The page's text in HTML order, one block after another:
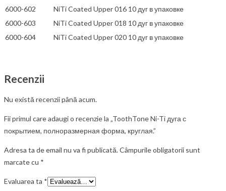
6000-602
NiTi Coated Upper 016 10 дуг в упаковке
6000-603
NiTi Coated Upper 018 10 дуг в упаковке
6000-604
NiTi Coated Upper 020 10 дуг в упаковке
Recenzii
Nu există recenzii până acum.
Fii primul care adaugi o recenzie la „ToothTone Ni-Ti дуга с
покрытием, полноразмерная форма, круглая.”
Adresa ta de email nu va fi publicată.Câmpurile obligatorii sunt
marcate cu *
Evaluarea ta *